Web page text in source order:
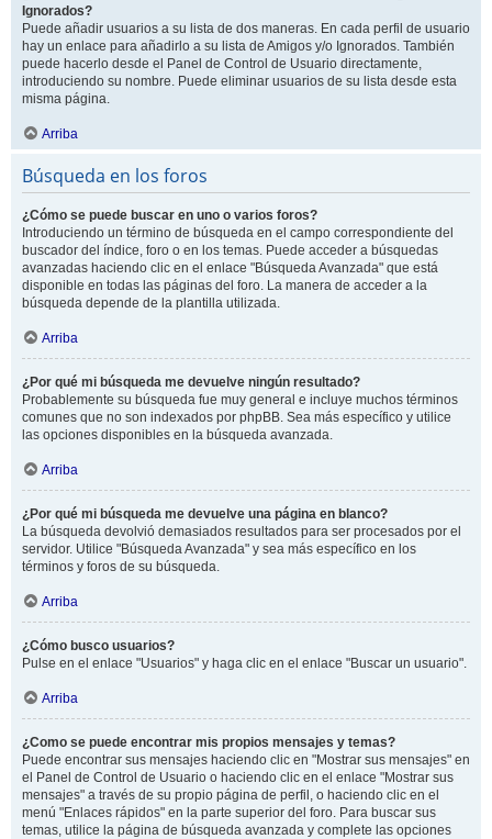
Ignorados?
Puede añadir usuarios a su lista de dos maneras. En cada perfil de usuario
hay un enlace para añadirlo a su lista de Amigos y/o Ignorados. También
puede hacerlo desde el Panel de Control de Usuario directamente,
introduciendo su nombre. Puede eliminar usuarios de su lista desde esta
misma página.
Arriba
Búsqueda en los foros
¿Cómo se puede buscar en uno o varios foros?
Introduciendo un término de búsqueda en el campo correspondiente del
buscador del índice, foro o en los temas. Puede acceder a búsquedas
avanzadas haciendo clic en el enlace "Búsqueda Avanzada" que está
disponible en todas las páginas del foro. La manera de acceder a la
búsqueda depende de la plantilla utilizada.
Arriba
¿Por qué mi búsqueda me devuelve ningún resultado?
Probablemente su búsqueda fue muy general e incluye muchos términos
comunes que no son indexados por phpBB. Sea más específico y utilice
las opciones disponibles en la búsqueda avanzada.
Arriba
¿Por qué mi búsqueda me devuelve una página en blanco?
La búsqueda devolvió demasiados resultados para ser procesados por el
servidor. Utilice "Búsqueda Avanzada" y sea más específico en los
términos y foros de su búsqueda.
Arriba
¿Cómo busco usuarios?
Pulse en el enlace "Usuarios" y haga clic en el enlace "Buscar un usuario".
Arriba
¿Como se puede encontrar mis propios mensajes y temas?
Puede encontrar sus mensajes haciendo clic en "Mostrar sus mensajes" en
el Panel de Control de Usuario o haciendo clic en el enlace "Mostrar sus
mensajes" a través de su propio página de perfil, o haciendo clic en el
menú "Enlaces rápidos" en la parte superior del foro. Para buscar sus
temas, utilice la página de búsqueda avanzada y complete las opciones